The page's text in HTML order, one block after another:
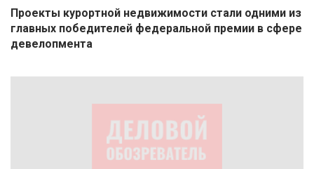
Проекты курортной недвижимости стали одними из
главных победителей федеральной премии в сфере
девелопмента